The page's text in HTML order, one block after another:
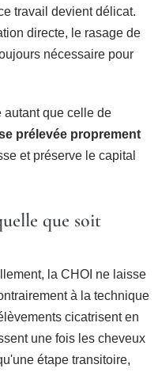
travail devient délicat.
directe, le rasage de
nécessaire pour
autant que celle de
prélevée proprement
et préserve le capital
que soit
la CHOI ne laisse
à la technique
cicatrisent en
une fois les cheveux
étape transitoire,